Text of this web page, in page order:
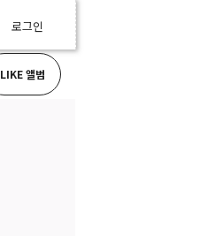
로그인
LIKE 앨범